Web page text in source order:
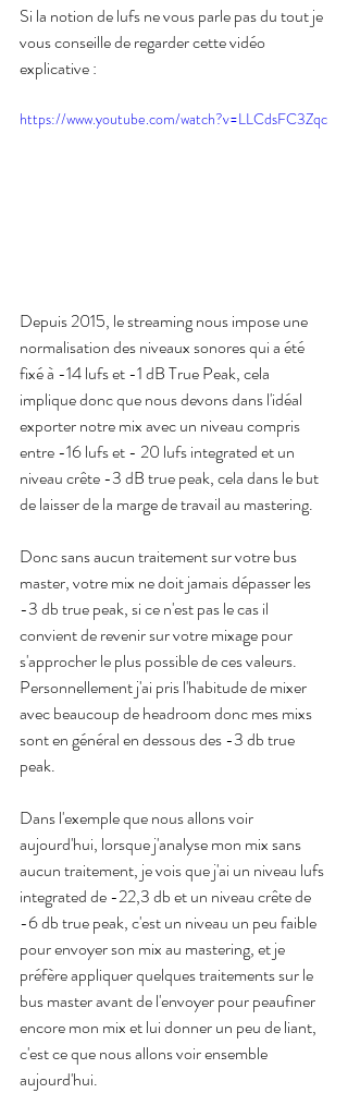
Si la notion de lufs ne vous parle pas du tout je
vous conseille de regarder cette vidéo
explicative :
https://www.youtube.com/watch?v=LLCdsFC3Zqc
Depuis 2015, le streaming nous impose une
normalisation des niveaux sonores qui a été
fixé à -14 lufs et -1 dB True Peak, cela
implique donc que nous devons dans l'idéal
exporter notre mix avec un niveau compris
entre -16 lufs et - 20 lufs integrated et un
niveau crête -3 dB true peak, cela dans le but
de laisser de la marge de travail au mastering.
Donc sans aucun traitement sur votre bus
master, votre mix ne doit jamais dépasser les
-3 db true peak, si ce n'est pas le cas il
convient de revenir sur votre mixage pour
s'approcher le plus possible de ces valeurs.
Personnellement j'ai pris l'habitude de mixer
avec beaucoup de headroom donc mes mixs
sont en général en dessous des -3 db true
peak.
Dans l'exemple que nous allons voir
aujourd'hui, lorsque j'analyse mon mix sans
aucun traitement, je vois que j'ai un niveau lufs
integrated de -22,3 db et un niveau crête de
-6 db true peak, c'est un niveau un peu faible
pour envoyer son mix au mastering, et je
préfère appliquer quelques traitements sur le
bus master avant de l'envoyer pour peaufiner
encore mon mix et lui donner un peu de liant,
c'est ce que nous allons voir ensemble
aujourd'hui.